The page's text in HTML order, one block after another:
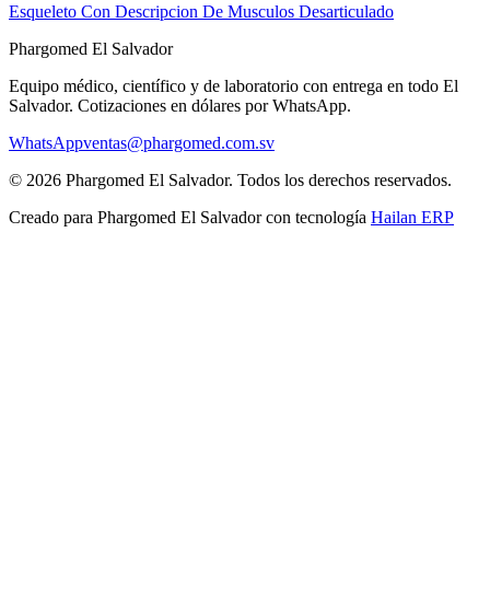
Esqueleto Con Descripcion De Musculos Desarticulado
Phargomed El Salvador
Equipo médico, científico y de laboratorio con entrega en todo El
Salvador. Cotizaciones en dólares por WhatsApp.
WhatsAppventas@phargomed.com.sv
© 2026 Phargomed El Salvador. Todos los derechos reservados.
Creado para Phargomed El Salvadorcon tecnología Hailan ERP